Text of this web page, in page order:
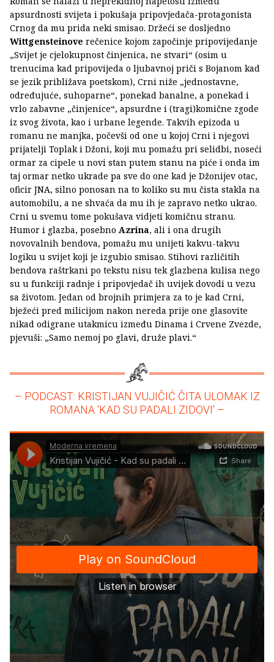
apsurdnosti svijeta i pokušaja pripovjedača-protagonista
Crnog da mu prida neki smisao. Držeći se dosljedno
Wittgensteinove rečenice kojom započinje pripovijedanje
„Svijet je cjelokupnost činjenica, ne stvari“ (osim u
trenucima kad pripovijeda o ljubavnoj priči s Bojanom kad
se jezik približava poetskom), Crni niže „jednostavne,
određujuće, suhoparne“, ponekad banalne, a ponekad i
vrlo zabavne „činjenice“, apsurdne i (tragi)komične zgode
iz svog života, kao i urbane legende. Takvih epizoda u
romanu ne manjka, počevši od one u kojoj Crni i njegovi
prijatelji Toplak i Džoni, koji mu pomažu pri selidbi, noseći
ormar za cipele u novi stan putem stanu na piće i onda im
taj ormar netko ukrade pa sve do one kad je Džonijev otac,
oficir JNA, silno ponosan na to koliko su mu čista stakla na
automobilu, a ne shvaća da mu ih je zapravo netko ukrao.
Crni u svemu tome pokušava vidjeti komičnu stranu.
Humor i glazba, posebno Azrina, ali i ona drugih
novovalnih bendova, pomažu mu unijeti kakvu-takvu
logiku u svijet koji je izgubio smisao. Stihovi različitih
bendova raštrkani po tekstu nisu tek glazbena kulisa nego
su u funkciji radnje i pripovjedač ih uvijek dovodi u vezu
sa životom. Jedan od brojnih primjera za to je kad Crni,
bježeći pred milicijom nakon nereda prije one glasovite
nikad odigrane utakmicu između Dinama i Crvene Zvezde,
pjevuši: „Samo nemoj po glavi, druže plavi.“
– PODCAST: KRISTIJAN VUJIČIĆ ČITA ULOMAK IZ
ROMANA 'KAD SU PADALI ZIDOVI' –